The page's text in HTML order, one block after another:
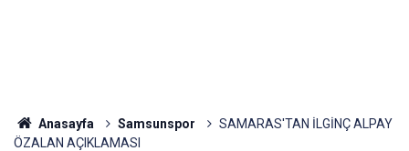
Anasayfa Samsunspor
SAMARAS'TAN İLGİNÇ ALPAY
ÖZALAN AÇIKLAMASI